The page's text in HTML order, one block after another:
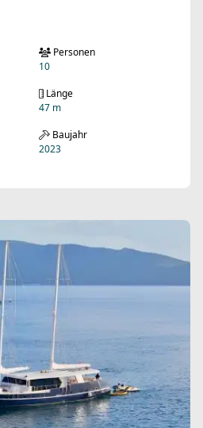
Personen
10
Länge
47 m
Baujahr
2023